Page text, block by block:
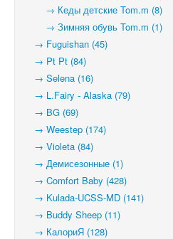
→ Кеды детские Tom.m (8)
→ Зимняя обувь Tom.m (1)
→ Fuguishan (45)
→ Pt Pt (84)
→ Selena (16)
→ L.Fairy - Alaska (79)
→ BG (69)
→ Weestep (174)
→ Violeta (84)
→ Демисезонные (1)
→ Comfort Baby (428)
→ Kulada-UCSS-MD (141)
→ Buddy Sheep (11)
→ КалориЯ (128)